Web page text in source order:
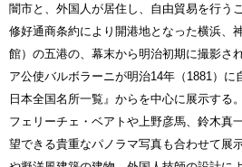
闇市と、外国人が居住し、自由貿易を行う
修好通商条約により開港地となった横浜、
館）の五港の、幕末から明治初期に撮影さ
ア公使バルボラーニが明治14年（1881）
日本全国名所一覧』からを中心に展示する。
フェリーチェ・ベアトや上野彦馬、鈴木真
望できる貴重なパノラマ写真も合わせて展